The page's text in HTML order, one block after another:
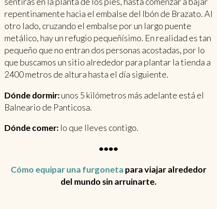
repentinamente hacia el embalse del Ibón de Brazato. Al
otro lado, cruzando el embalse por un largo puente
metálico, hay un refugio pequeñísimo. En realidad es tan
pequeño que no entran dos personas acostadas, por lo
que buscamos un sitio alrededor para plantar la tienda a
2400 metros de altura hasta el día siguiente.
Dónde dormir:unos 5 kilómetros más adelante está el
Balneario de Panticosa.
Dónde comer:lo que lleves contigo.
••••
Cómo equipar una furgoneta para viajar alrededor
del mundo sin arruinarte.